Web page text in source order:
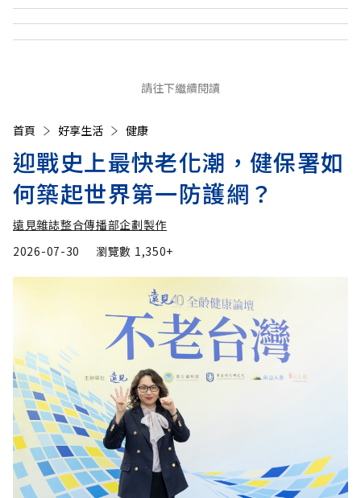
請往下繼續閱讀
首頁 好享生活 健康
迎戰史上最快老化潮，健保署如
何築起世界第一防護網？
遠見雜誌整合傳播部企劃製作
2026-07-30
瀏覽數 1,350+